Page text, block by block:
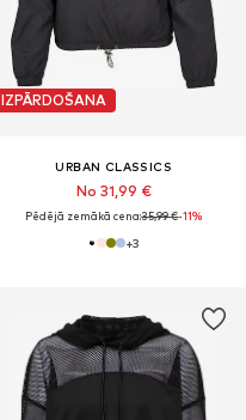
IZPĀRDOŠANA
URBAN CLASSICS
No 31,99 €
Pēdējā zemākā cena:35,99 €-11%
+3